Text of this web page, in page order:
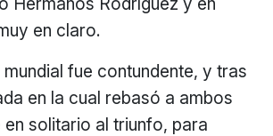
en claro.
fue contundente, y tras
en la cual rebasó a ambos
en solitario al triunfo, para